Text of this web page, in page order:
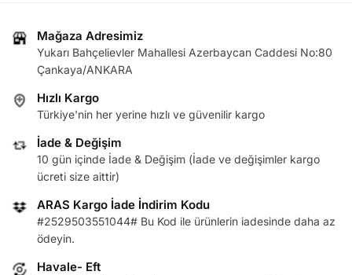
Mağaza Adresimiz
Yukarı Bahçelievler Mahallesi Azerbaycan Caddesi No:80
Çankaya/ANKARA
Hızlı Kargo
Türkiye'nin her yerine hızlı ve güvenilir kargo
İade & Değişim
10 gün içinde İade & Değişim (İade ve değişimler kargo
ücreti size aittir)
ARAS Kargo İade İndirim Kodu
#2529503551044# Bu Kod ile ürünlerin iadesinde daha az
ödeyin.
Havale- Eft